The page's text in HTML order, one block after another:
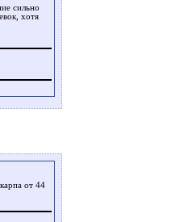
сильно
хотя
от 44